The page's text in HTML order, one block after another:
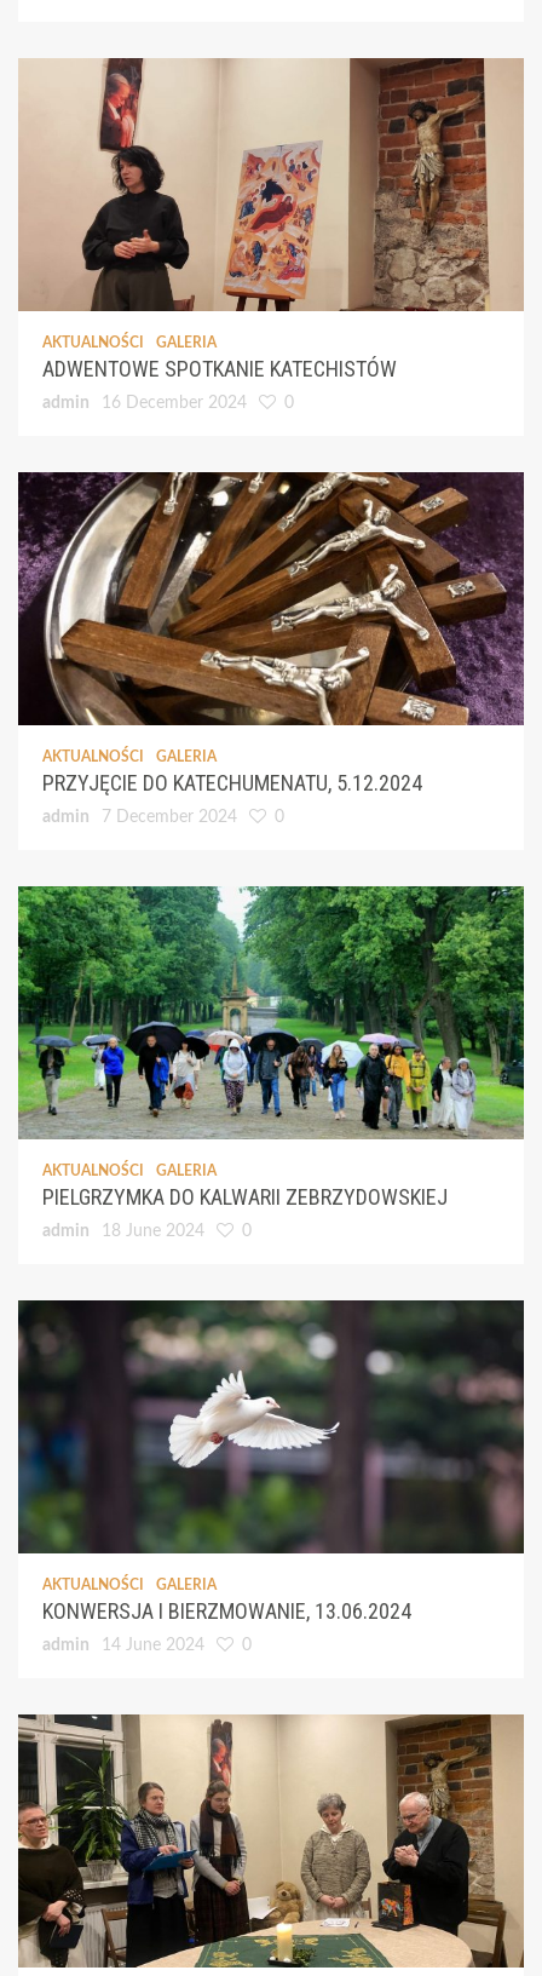
AKTUALNOŚCI GALERIA
ADWENTOWE SPOTKANIE KATECHISTÓW
admin 16 December 2024 0
AKTUALNOŚCI GALERIA
PRZYJĘCIE DO KATECHUMENATU, 5.12.2024
admin 7 December 2024 0
AKTUALNOŚCI GALERIA
PIELGRZYMKA DO KALWARII ZEBRZYDOWSKIEJ
admin 18 June 2024 0
AKTUALNOŚCI GALERIA
KONWERSJA I BIERZMOWANIE, 13.06.2024
admin 14 June 2024 0